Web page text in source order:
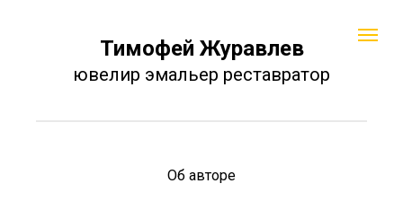
Тимофей Журавлев
ювелир эмальер реставратор
Об авторе